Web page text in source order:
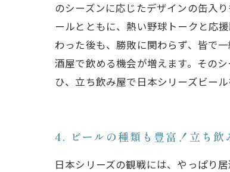
のシーズンに応じたデザインの缶入
ールとともに、熱い野球トークと応
わった後も、勝敗に関わらず、皆で
酒屋で飲める機会が増えます。その
ひ、立ち飲み屋で日本シリーズビー
4. ビールの種類も豊富！立ち飲
日本シリーズの観戦には、やっぱり